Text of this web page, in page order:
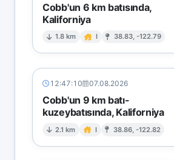
Cobb'un 6 km batısında,
Kaliforniya
1.8 km I 38.83, -122.79
12:47:10 07.08.2026
Cobb'un 9 km batı-
kuzeybatısında, Kaliforniya
2.1 km I 38.86, -122.82